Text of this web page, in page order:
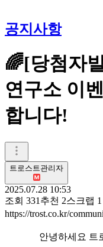
공지사항
🌈[당첨자
연구소 이
합니다!
트로스트관리자
2025.07.28 10:53
조회 331 추천 2스크랩 1
https://trost.co.kr/
안녕하세요 트